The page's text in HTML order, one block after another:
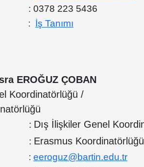
: 0378 223 5436
: İş Tanımı
EROĞUZ ÇOBAN
Koordinatörlüğü /
: Dış İlişkiler Genel
: Erasmus Koordinatörlüğü
: eeroguz@bartin.edu.tr